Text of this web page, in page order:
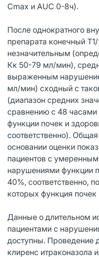
Cmax и AUC 0-8ч).
После однократного
препарата конечный
незначительным
Кк 50-79 мл/мин),
выраженным
мл/мин) сходный с
(диапазон средних
сравнению с 48
функции почек и
соответственно).
основании оценки
пациентов с
нарушениями функции
40%, соответственно,
которых функция
Данные о длительном
пациентами с
доступны. Проведение
клиренс итраконазола